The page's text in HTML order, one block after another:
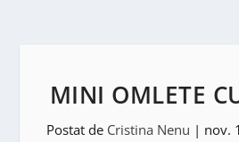
MINI OMLETE
Postat de Cristina Nenu | nov.